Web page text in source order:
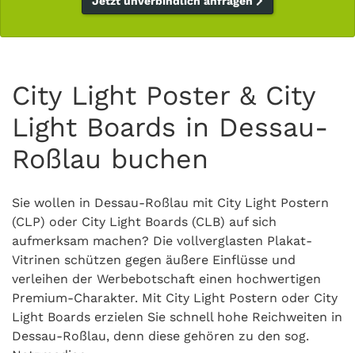
City Light Poster & City
Light Boards in Dessau-
Roßlau buchen
Sie wollen in Dessau-Roßlau mit City Light Postern
(CLP) oder City Light Boards (CLB) auf sich
aufmerksam machen? Die vollverglasten Plakat-
Vitrinen schützen gegen äußere Einflüsse und
verleihen der Werbebotschaft einen hochwertigen
Premium-Charakter. Mit City Light Postern oder City
Light Boards erzielen Sie schnell hohe Reichweiten in
Dessau-Roßlau, denn diese gehören zu den sog.